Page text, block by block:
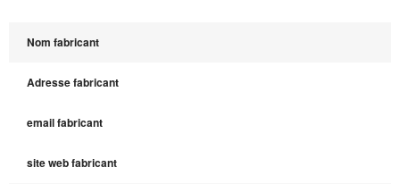
Nom fabricant
Adresse fabricant
email fabricant
site web fabricant